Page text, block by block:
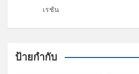
เรชัน
ป้ายกำกับ